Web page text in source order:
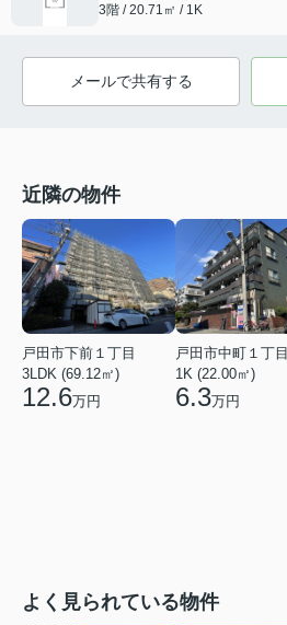
3階 / 20.71㎡ / 1K
メールで共有する
近隣の物件
戸田市下前１丁目
3LDK (69.12㎡)
12.6万円
戸田市中町１丁目
1K (22.00㎡)
6.3万円
よく見られている物件